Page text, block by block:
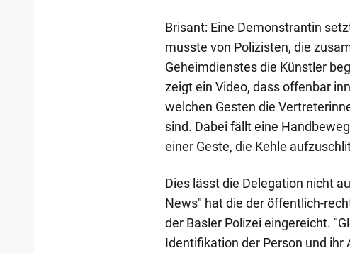
Brisant: Eine Demonstrantin
musste von Polizisten, die
Geheimdienstes die Künstler
zeigt ein Video, dass offenbar
welchen Gesten die
sind. Dabei fällt eine
einer Geste, die Kehle
Dies lässt die Delegation nicht
News" hat die der öffentlich-
der Basler Polizei eingereicht.
Identifikation der Person und